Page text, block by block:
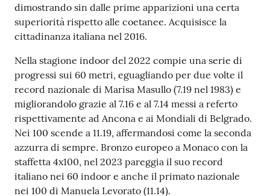
dimostrando sin dalle prime apparizioni una certa
superiorità rispetto alle coetanee. Acquisisce la
cittadinanza italiana nel 2016.
Nella stagione indoor del 2022 compie una serie di
progressi sui 60 metri, eguagliando per due volte il
record nazionale di Marisa Masullo (7.19 nel 1983) e
migliorandolo grazie al 7.16 e al 7.14 messi a referto
rispettivamente ad Ancona e ai Mondiali di Belgrado.
Nei 100 scende a 11.19, affermandosi come la seconda
azzurra di sempre. Bronzo europeo a Monaco con la
staffetta 4x100, nel 2023 pareggia il suo record
italiano nei 60 indoor e anche il primato nazionale
nei 100 di Manuela Levorato (11.14).